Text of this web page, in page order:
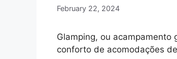
February 22, 2024
Glamping, ou
conforto de acomodações